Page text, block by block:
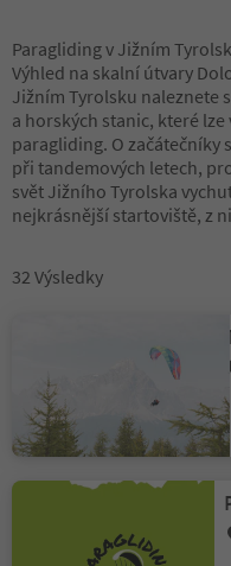
Paragliding v Jižním
Výhled na skalní útvary
Jižním Tyrolsku naleznete
a horských stanic, které
paragliding. O začátečníky
při tandemových letech,
svět Jižního Tyrolska
nejkrásnější startoviště, z
32 Výsledky